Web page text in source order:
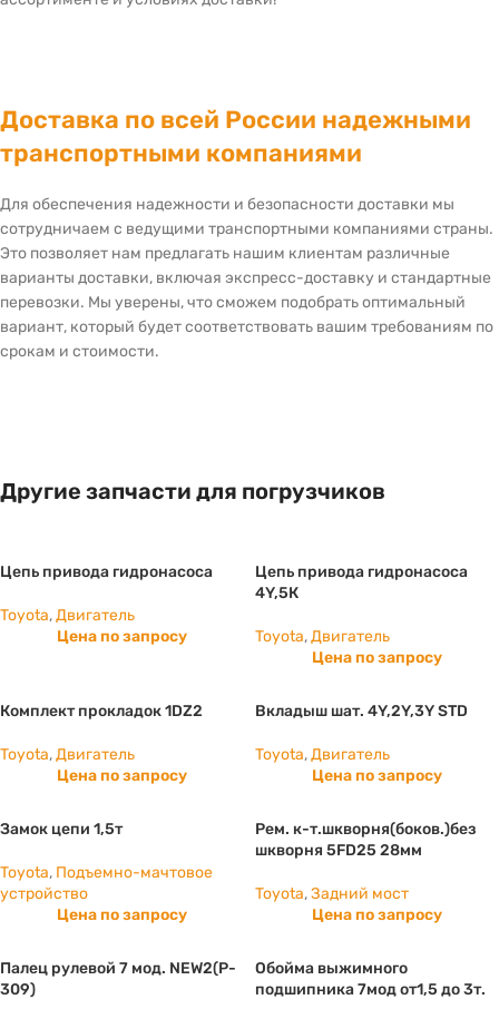
Доставка по всей России надежными
транспортными компаниями
Для обеспечения надежности и безопасности доставки мы
сотрудничаем с ведущими транспортными компаниями страны.
Это позволяет нам предлагать нашим клиентам различные
варианты доставки, включая экспресс-доставку и стандартные
перевозки. Мы уверены, что сможем подобрать оптимальный
вариант, который будет соответствовать вашим требованиям по
срокам и стоимости.
Другие запчасти для погрузчиков
Цепь привода гидронасоса
Toyota,Двигатель
Цена по запросу
Цепь привода гидронасоса
4Y,5К
Toyota,Двигатель
Цена по запросу
Комплект прокладок 1DZ2
Toyota,Двигатель
Цена по запросу
Вкладыш шат. 4Y,2Y,3Y STD
Toyota,Двигатель
Цена по запросу
Замок цепи 1,5т
Toyota, Подъемно-мачтовое
устройство
Цена по запросу
Рем. к-т.шкворня(боков.)без
шкворня 5FD25 28мм
Toyota,Задний мост
Цена по запросу
Палец рулевой 7 мод. NEW2(P-
309)
Обойма выжимного
подшипника 7мод от1,5 до 3т.